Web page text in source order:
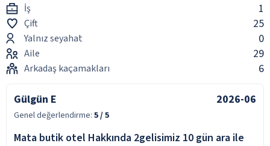
İş 1
Çift 25
Yalnız seyahat 0
Aile 29
Arkadaş kaçamakları 6
Gülgün E 2026-06
Genel değerlendirme: 5/ 5
Mata butik otel Hakkında 2gelisimiz 10 gün ara ile